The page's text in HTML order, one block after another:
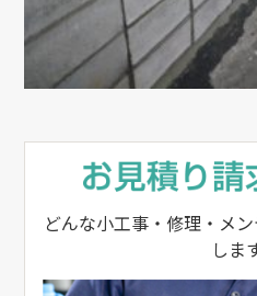
どんな小工事・修理・メ
しま